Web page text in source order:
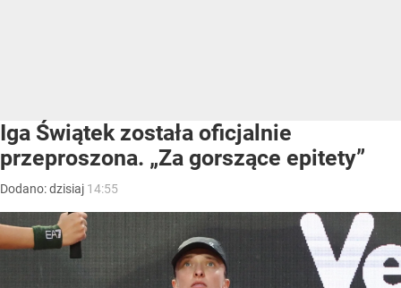
Iga Świątek została oficjalnie
przeproszona. „Za gorszące epitety”
Dodano:dzisiaj 14:55